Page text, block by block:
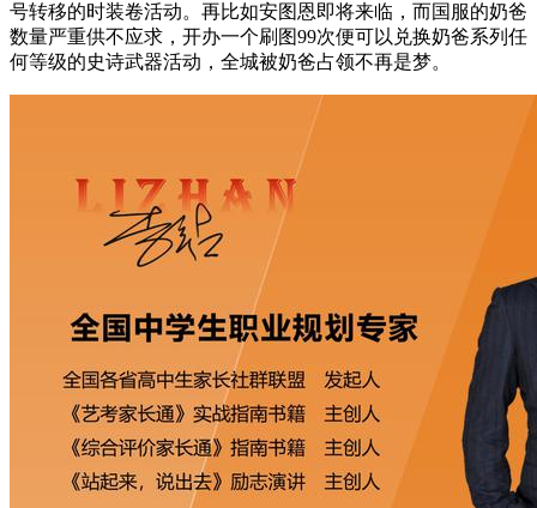
号转移的时装卷活动。再比如安图恩即将来临，而国服的奶爸
数量严重供不应求，开办一个刷图99次便可以兑换奶爸系列任
何等级的史诗武器活动，全城被奶爸占领不再是梦。